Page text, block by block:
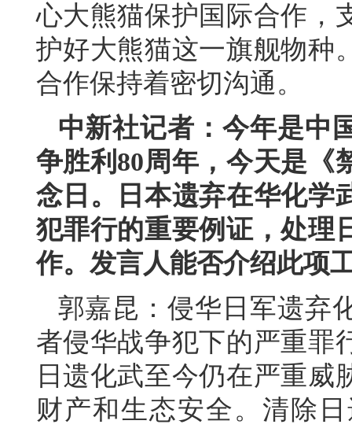
心大熊猫保护国际合作，
护好大熊猫这一旗舰物种
合作保持着密切沟通。
中新社记者：今年是中
争胜利80周年，今天是《
念日。日本遗弃在华化学
犯罪行的重要例证，处理
作。发言人能否介绍此项
郭嘉昆：侵华日军遗弃
者侵华战争犯下的严重罪
日遗化武至今仍在严重威
财产和生态安全。清除